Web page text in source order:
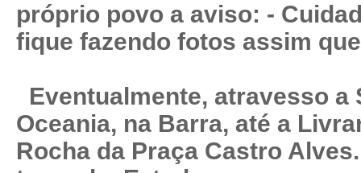
próprio povo a aviso: -
fique fazendo fotos assim
Eventualmente, atravesso a
Oceania, na Barra, até a
Rocha da Praça Castro